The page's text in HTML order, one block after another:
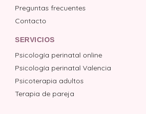
Preguntas frecuentes
Contacto
SERVICIOS
Psicología perinatal online
Psicología perinatal Valencia
Psicoterapia adultos
Terapia de pareja